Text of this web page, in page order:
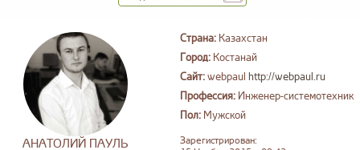
АНАТОЛИЙ ПАУЛЬ
Страна: Казахстан
Город: Костанай
Сайт:webpaul http://webpaul.ru
Профессия: Инженер-системотехник
Пол: Мужской
Зарегистрирован: